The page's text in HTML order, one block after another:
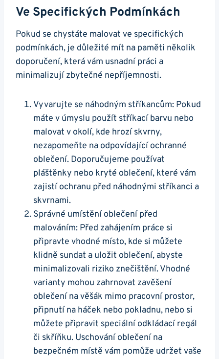
Ve Specifických Podmínkách
Pokud se chystáte malovat ve specifických
podmínkách, je důležité mít na paměti několik
doporučení, která vám usnadní práci a
minimalizují zbytečné nepříjemnosti.
Vyvarujte se náhodným stříkancům: Pokud
máte v úmyslu použít stříkací barvu nebo
malovat v okolí, kde hrozí skvrny,
nezapomeňte na odpovídající ochranné
oblečení. Doporučujeme používat
pláštěnky nebo kryté oblečení, které vám
zajistí ochranu před náhodnými stříkanci a
skvrnami.
Správné umístění oblečení před
malováním: Před zahájením práce si
připravte vhodné místo, kde si můžete
klidně sundat a uložit oblečení, abyste
minimalizovali riziko znečištění. Vhodné
varianty mohou zahrnovat zavěšení
oblečení na věšák mimo pracovní prostor,
připnutí na háček nebo pokladnu, nebo si
můžete připravit speciální odkládací regál
či skříňku. Uschování oblečení na
bezpečném místě vám pomůže udržet vaše